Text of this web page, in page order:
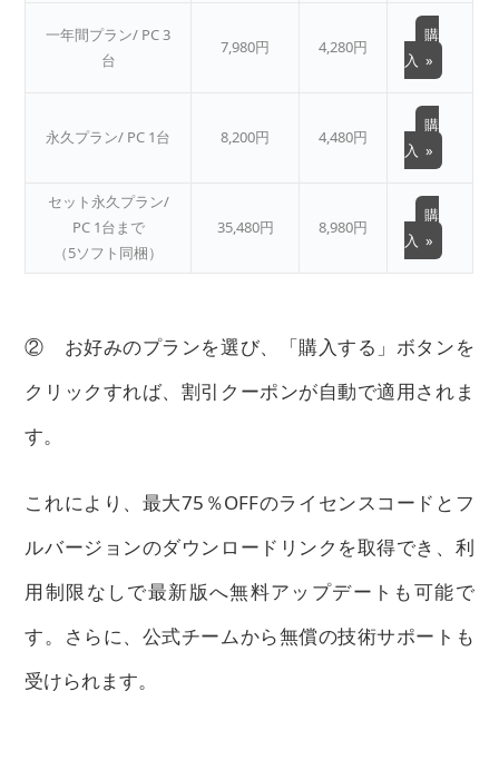
一年間プラン/ PC 3
台
7,980円 4,280円
購
入 »
永久プラン/ PC 1台 8,200円 4,480円
購
入 »
セット永久プラン/
PC 1台まで
（5ソフト同梱）
35,480円 8,980円
購
入 »
② お好みのプランを選び、「購入する」ボタンを
クリックすれば、割引クーポンが自動で適用されま
す。
これにより、最大75％OFFのライセンスコードとフ
ルバージョンのダウンロードリンクを取得でき、利
用制限なしで最新版へ無料アップデートも可能で
す。さらに、公式チームから無償の技術サポートも
受けられます。